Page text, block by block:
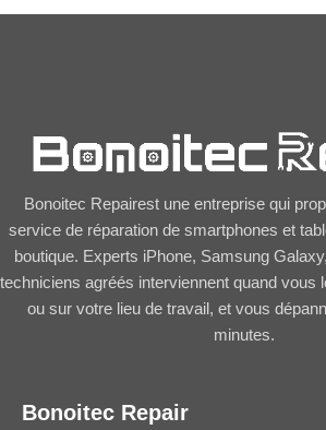
Bluetooth Pop-ups –
Bonoitec Repairest une entreprise qui
service de réparation de smartphones et
boutique. Experts iPhone, Samsung
techniciens agréés interviennent quand vous
ou sur votre lieu de travail, et vous
minutes.
Bonoitec Repair